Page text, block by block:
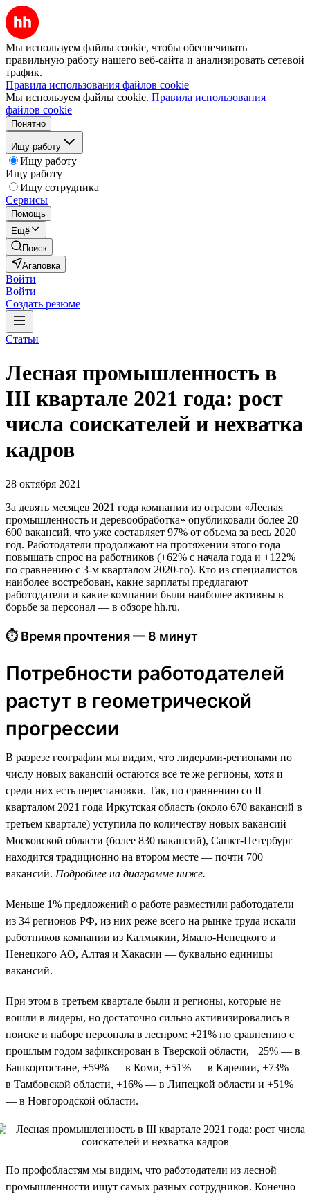
Мы используем файлы cookie, чтобы обеспечивать
правильную работу нашего веб-сайта и анализировать сетевой
трафик.
Правила использования файлов cookie
Мы используем файлы cookie. Правила использования
файлов cookie
Понятно
Ищу работу
Ищу работу
Ищу работу
Ищу сотрудника
Сервисы
Помощь
Ещё
Поиск
Агаповка
Войти
Войти
Создать резюме
Статьи
Лесная промышленность в
III квартале 2021 года: рост
числа соискателей и нехватка
кадров
28 октября 2021
За девять месяцев 2021 года компании из отрасли «Лесная
промышленность и деревообработка» опубликовали более 20
600 вакансий, что уже составляет 97% от объема за весь 2020
год. Работодатели продолжают на протяжении этого года
повышать спрос на работников (+62% с начала года и +122%
по сравнению с 3-м кварталом 2020-го). Кто из специалистов
наиболее востребован, какие зарплаты предлагают
работодатели и какие компании были наиболее активны в
борьбе за персонал — в обзоре hh.ru.
⏱ Время прочтения — 8 минут
Потребности работодателей
растут в геометрической
прогрессии
В разрезе географии мы видим, что лидерами-регионами по
числу новых вакансий остаются всё те же регионы, хотя и
среди них есть перестановки. Так, по сравнению со II
кварталом 2021 года Иркутская область (около 670 вакансий в
третьем квартале) уступила по количеству новых вакансий
Московской области (более 830 вакансий), Санкт-Петербург
находится традиционно на втором месте — почти 700
вакансий. Подробнее на диаграмме ниже.
Меньше 1% предложений о работе разместили работодатели
из 34 регионов РФ, из них реже всего на рынке труда искали
работников компании из Калмыкии, Ямало-Ненецкого и
Ненецкого АО, Алтая и Хакасии — буквально единицы
вакансий.
При этом в третьем квартале были и регионы, которые не
вошли в лидеры, но достаточно сильно активизировались в
поиске и наборе персонала в леспром: +21% по сравнению с
прошлым годом зафиксирован в Тверской области, +25% — в
Башкортостане, +59% — в Коми, +51% — в Карелии, +73% —
в Тамбовской области, +16% — в Липецкой области и +51%
— в Новгородской области.
По профобластям мы видим, что работодатели из лесной
промышленности ищут самых разных сотрудников. Конечно